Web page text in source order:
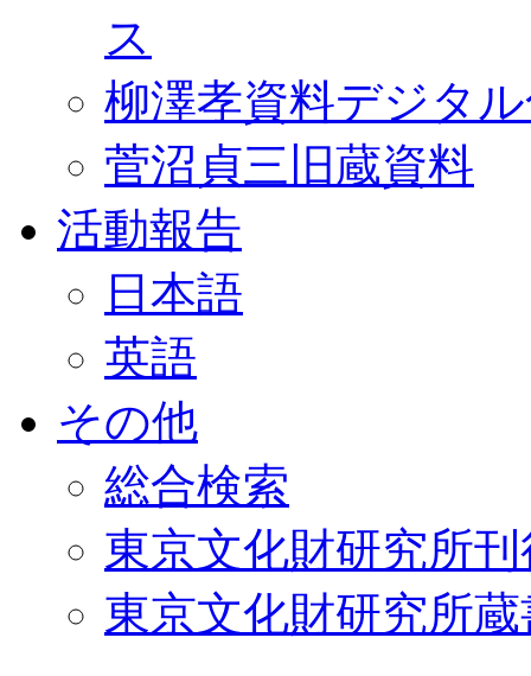
ス
柳澤孝資料デジタ
菅沼貞三旧蔵資料
活動報告
日本語
英語
その他
総合検索
東京文化財研究所
東京文化財研究所